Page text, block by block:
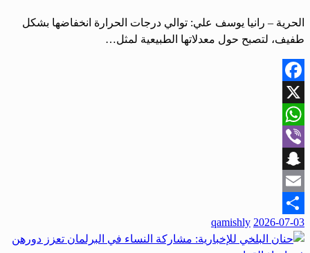
الحرية – رانيا يوسف علي: توالي درجات الحرارة انخفاضها بشكل
طفيف، لتصبح حول معدلاتها الطبيعية لمثل…
Facebook
X
WhatsApp
Viber
Snapchat
Email
Share
2026-07-03
qamishly